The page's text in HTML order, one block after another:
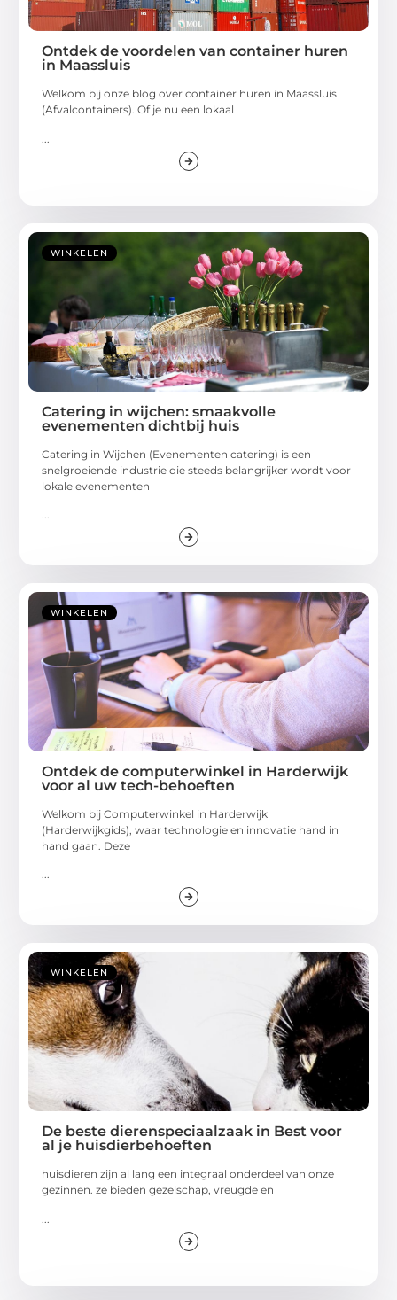
Ontdek de voordelen van container huren
in Maassluis
Welkom bij onze blog over container huren in Maassluis
(Afvalcontainers). Of je nu een lokaal
WINKELEN
Catering in wijchen: smaakvolle
evenementen dichtbij huis
Catering in Wijchen (Evenementen catering) is een
snelgroeiende industrie die steeds belangrijker wordt voor
lokale evenementen
...
WINKELEN
Ontdek de computerwinkel in Harderwijk
voor al uw tech-behoeften
Welkom bij Computerwinkel in Harderwijk
(Harderwijkgids), waar technologie en innovatie hand in
hand gaan. Deze
...
WINKELEN
De beste dierenspeciaalzaak in Best voor
al je huisdierbehoeften
huisdieren zijn al lang een integraal onderdeel van onze
gezinnen. ze bieden gezelschap, vreugde en